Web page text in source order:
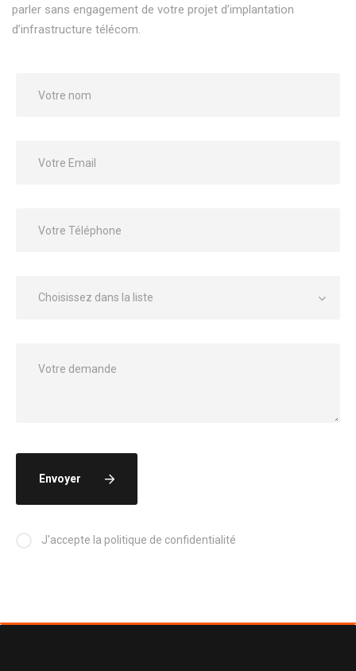
parler sans engagement de votre projet d’implantation
d’infrastructure télécom.
Choisissez dans la liste
Envoyer
J'accepte la politique de confidentialité